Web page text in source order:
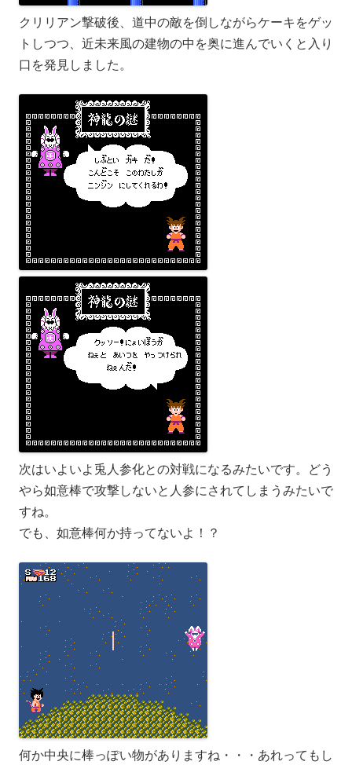
クリリアン撃破後、道中の敵を倒しながらケーキをゲッ
トしつつ、近未来風の建物の中を奥に進んでいくと入り
口を発見しました。
次はいよいよ兎人参化との対戦になるみたいです。どう
やら如意棒で攻撃しないと人参にされてしまうみたいで
すね。
でも、如意棒何か持ってないよ！？
何か中央に棒っぽい物がありますね・・・あれってもし